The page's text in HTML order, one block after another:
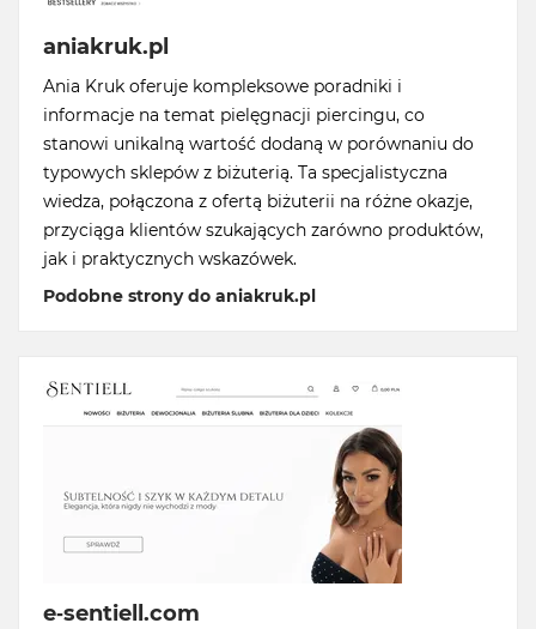
aniakruk.pl
Ania Kruk oferuje kompleksowe poradniki i
informacje na temat pielęgnacji piercingu, co
stanowi unikalną wartość dodaną w porównaniu do
typowych sklepów z biżuterią. Ta specjalistyczna
wiedza, połączona z ofertą biżuterii na różne okazje,
przyciąga klientów szukających zarówno produktów,
jak i praktycznych wskazówek.
Podobne strony do aniakruk.pl
e-sentiell.com